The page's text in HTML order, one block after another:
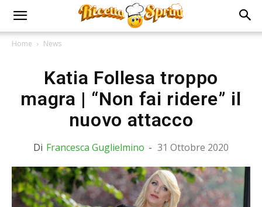
Home News
Katia Follesa troppo
magra | “Non fai ridere” il
nuovo attacco
Di Francesca Guglielmino - 31 Ottobre 2020